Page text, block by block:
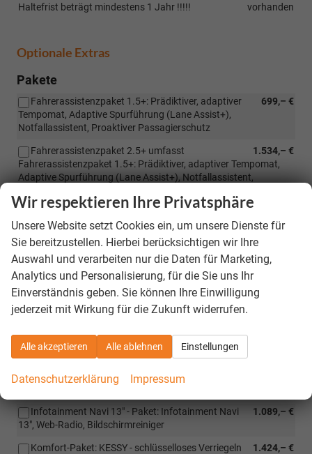
Haltefrist beträgt mindestens 1 Jahr !!!!!
vorhanden
Optionale Extras
Pakete
699,– €
Fahrerassistenzpaket 1.5+: Prädiktiver, adaptiver
Tempomat, Adaptive Spurführung (Lane Assist+),
Notfallassistent, Proaktiver Passagierschutz
1.534,– €
Fahrerassistenzpaket 2.5+ umfasst
Fahrerassistenzpaket 1.5+: Prädiktiver, adaptiver Tempomat,
Adaptive Spurführung (Lane Assist+), Notfallassistent,
Fern-Parken, Panorama-Kamerasystem
512,– €
Klima-Paket: Beheizte Frontscheibe, Beheizte
äußere Fondsitzplätze
182,– €
Transport-Paket: Netzwerkprogramm, Kofferraum-
Wendematte, Cargo-Elemente und Haken im Gepäckraum
Family-Paket: Sonnenrollos für hintere
Seitenscheiben, Seitenairbags für die äußeren Fondsitzplätze,
Mittelkonsole, Mülleimer
LED-Paket PLUS: Matrix-LED-Scheinwerfer mit
Schlechtwetterfunktion, Kühlergrill beleuchtet, TOP-LED-
Rückleuchten mit dynamischen Blinkleuchten
1.089,– €
Infotainment Navi 13" - Paket: Infotainment Navi
13", Web-Radio, Bildschirmreiniger
1.424,– €
Komfort-Paket: KESSY - schlüsselloses Verriegeln
Wir respektieren Ihre Privatsphäre
Unsere Website setzt Cookies ein, um unsere Dienste für
Sie bereitzustellen. Hierbei berücksichtigen wir Ihre
Auswahl und verarbeiten nur die Daten für Marketing,
Analytics und Personalisierung, für die Sie uns Ihr
Einverständnis geben. Sie können Ihre Einwilligung
jederzeit mit Wirkung für die Zukunft widerrufen.
Alle akzeptieren Alle ablehnen Einstellungen
Datenschutzerklärung Impressum